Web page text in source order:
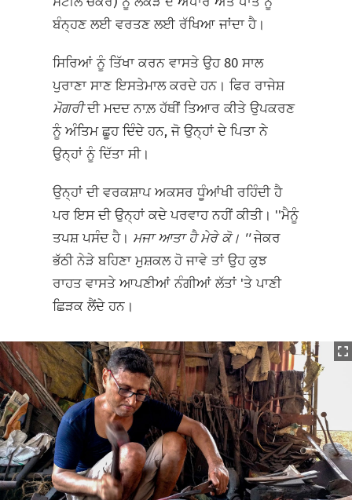
ਬੰਨ੍ਹਣ ਲਈ ਵਰਤਣ ਲਈ ਰੱਖਿਆ ਜਾਂਦਾ ਹੈ।
ਸਿਰਿਆਂ ਨੂੰ ਤਿੱਖਾ ਕਰਨ ਵਾਸਤੇ ਉਹ 80 ਸਾਲ
ਪੁਰਾਣਾ ਸਾਣ ਇਸਤੇਮਾਲ ਕਰਦੇ ਹਨ। ਫਿਰ ਰਾਜੇਸ਼
ਮੋਗਰੀਦੀ ਮਦਦ ਨਾਲ਼ ਹੱਥੀਂ ਤਿਆਰ ਕੀਤੇ ਉਪਕਰਣ
ਨੂੰ ਅੰਤਿਮ ਛੂਹ ਦਿੰਦੇ ਹਨ, ਜੋ ਉਨ੍ਹਾਂ ਦੇ ਪਿਤਾ ਨੇ
ਉਨ੍ਹਾਂ ਨੂੰ ਦਿੱਤਾ ਸੀ।
ਉਨ੍ਹਾਂ ਦੀ ਵਰਕਸ਼ਾਪ ਅਕਸਰ ਧੂੰਆਂਖੀ ਰਹਿੰਦੀ ਹੈ
ਪਰ ਇਸ ਦੀ ਉਨ੍ਹਾਂ ਕਦੇ ਪਰਵਾਹ ਨਹੀਂ ਕੀਤੀ। ''ਮੈਨੂੰ
ਤਪਸ਼ ਪਸੰਦ ਹੈ। ਮਜਾ ਆਤਾ ਹੈ ਮੇਰੇ ਕੋ। ''ਜੇਕਰ
ਭੱਠੀ ਨੇੜੇ ਬਹਿਣਾ ਮੁਸ਼ਕਲ ਹੋ ਜਾਵੇ ਤਾਂ ਉਹ ਕੁਝ
ਰਾਹਤ ਵਾਸਤੇ ਆਪਣੀਆਂ ਨੰਗੀਆਂ ਲੱਤਾਂ 'ਤੇ ਪਾਣੀ
ਛਿੜਕ ਲੈਂਦੇ ਹਨ।